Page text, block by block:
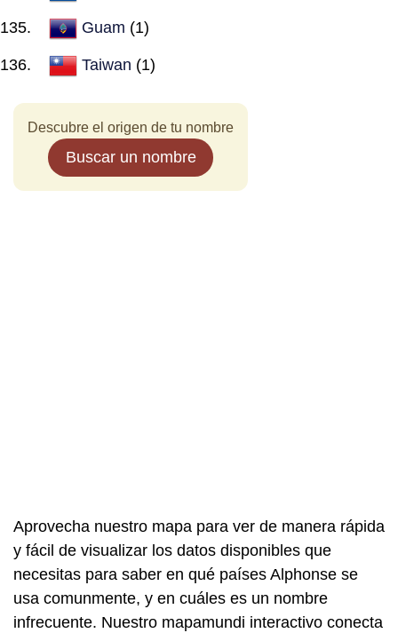
Guam (1)
Taiwan (1)
Descubre el origen de tu nombre
Buscar un nombre
Aprovecha nuestro mapa para ver de manera rápida
y fácil de visualizar los datos disponibles que
necesitas para saber en qué países Alphonse se
usa comunmente, y en cuáles es un nombre
infrecuente. Nuestro mapamundi interactivo conecta